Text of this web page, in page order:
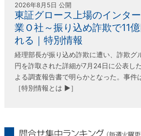
2026年8月5日 公開
東証グロース上場のインタ
業Ｏ社～振り込め詐欺で11
れる｜特別情報
経理部長が振り込め詐欺に遭い、詐欺グ
円を詐取された詳細が7月24日に公表し
よる調査報告書で明らかとなった。事件
［特別情報とは ▶］